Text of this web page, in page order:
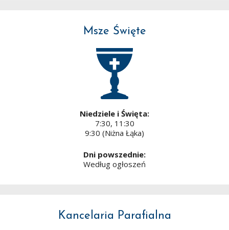
Msze Święte
Niedziele i Święta:
7:30, 11:30
9:30 (Niżna Łąka)
Dni powszednie:
Według ogłoszeń
Kancelaria Parafialna